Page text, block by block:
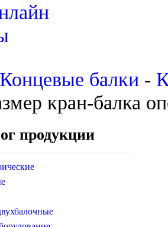
Концевые балки -
кран-балка
продукции